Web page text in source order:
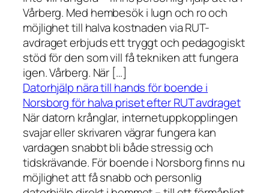
Vårberg. Med hembesök i lugn och ro och
möjlighet till halva kostnaden via RUT-
avdraget erbjuds ett tryggt och pedagogiskt
stöd för den som vill få tekniken att fungera
igen. Vårberg. När […]
Datorhjälp nära till hands för boende i
Norsborg för halva priset efter RUT avdraget
När datorn krånglar, internetuppkopplingen
svajar eller skrivaren vägrar fungera kan
vardagen snabbt bli både stressig och
tidskrävande. För boende i Norsborg finns nu
möjlighet att få snabb och personlig